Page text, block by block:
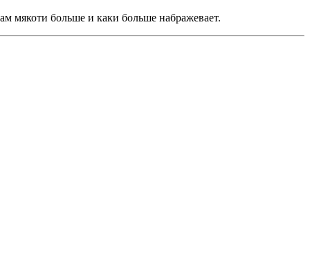
мякоти больше и каки больше набражевает.